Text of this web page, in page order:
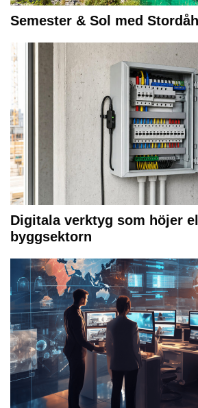
Semester & Sol med
Digitala verktyg som höjer
byggsektorn